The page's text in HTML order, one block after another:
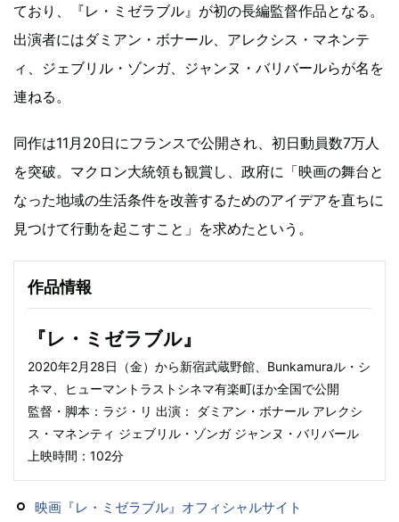
ており、『レ・ミゼラブル』が初の長編監督作品となる。
出演者にはダミアン・ボナール、アレクシス・マネンテ
ィ、ジェブリル・ゾンガ、ジャンヌ・バリバールらが名を
連ねる。
同作は11月20日にフランスで公開され、初日動員数7万人
を突破。マクロン大統領も観賞し、政府に「映画の舞台と
なった地域の生活条件を改善するためのアイデアを直ちに
見つけて行動を起こすこと」を求めたという。
作品情報
『レ・ミゼラブル』
2020年2月28日（金）から新宿武蔵野館、Bunkamuraル・シ
ネマ、ヒューマントラストシネマ有楽町ほか全国で公開
監督・脚本：ラジ・リ 出演： ダミアン・ボナール アレクシ
ス・マネンティ ジェブリル・ゾンガ ジャンヌ・バリバール
上映時間：102分
映画『レ・ミゼラブル』オフィシャルサイト